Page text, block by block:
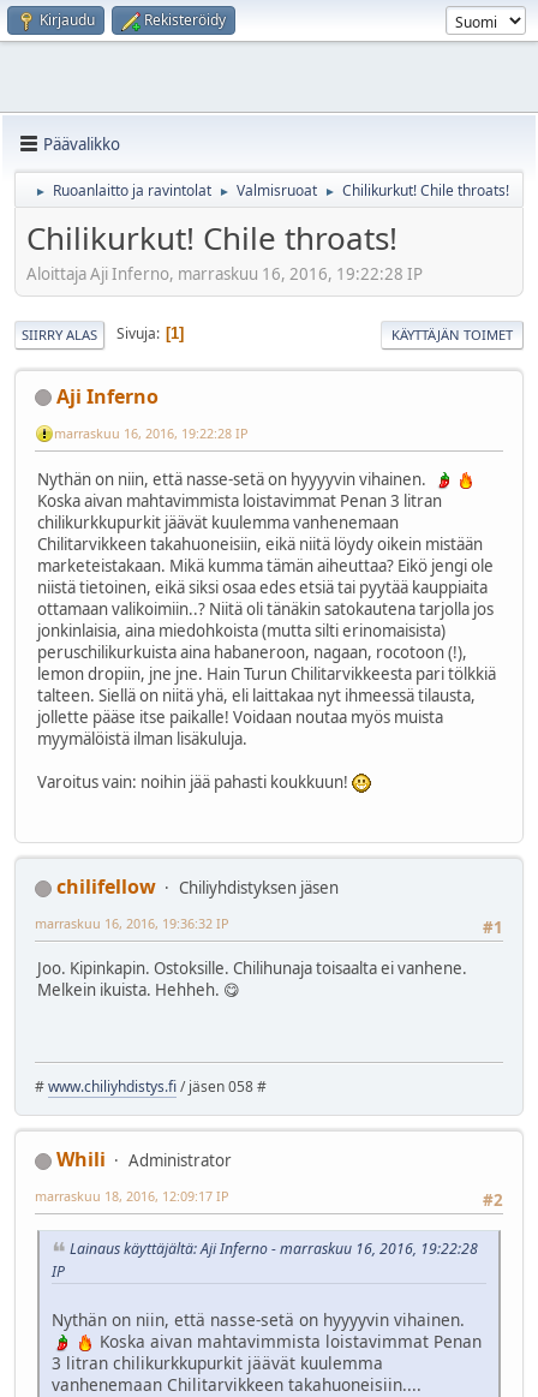
Kirjaudu Rekisteröidy
Päävalikko
► Ruoanlaitto ja ravintolat ► Valmisruoat ► Chilikurkut! Chile throats!
Chilikurkut! Chile throats!
Aloittaja Aji Inferno, marraskuu 16, 2016, 19:22:28 IP
SIIRRY ALAS Sivuja 1 KÄYTTÄJÄN TOIMET
Aji Inferno
marraskuu 16, 2016, 19:22:28 IP
Nythän on niin, että nasse-setä on hyyyyvin vihainen.
Koska aivan mahtavimmista loistavimmat Penan 3 litran
chilikurkkupurkit jäävät kuulemma vanhenemaan
Chilitarvikkeen takahuoneisiin, eikä niitä löydy oikein mistään
marketeistakaan. Mikä kumma tämän aiheuttaa? Eikö jengi ole
niistä tietoinen, eikä siksi osaa edes etsiä tai pyytää kauppiaita
ottamaan valikoimiin..? Niitä oli tänäkin satokautena tarjolla jos
jonkinlaisia, aina miedohkoista (mutta silti erinomaisista)
peruschilikurkuista aina habaneroon, nagaan, rocotoon (!),
lemon dropiin, jne jne. Hain Turun Chilitarvikkeesta pari tölkkiä
talteen. Siellä on niitä yhä, eli laittakaa nyt ihmeessä tilausta,
jollette pääse itse paikalle! Voidaan noutaa myös muista
myymälöistä ilman lisäkuluja.
Varoitus vain: noihin jää pahasti koukkuun!
chilifellow
Chiliyhdistyksen jäsen
#1
marraskuu 16, 2016, 19:36:32 IP
Joo. Kipinkapin. Ostoksille. Chilihunaja toisaalta ei vanhene.
Melkein ikuista. Hehheh. 😋
#www.chiliyhdistys.fi/ jäsen 058 #
Whili
Administrator
#2
marraskuu 18, 2016, 12:09:17 IP
Lainaus käyttäjältä: Aji Inferno - marraskuu 16, 2016, 19:22:28
IP
Nythän on niin, että nasse-setä on hyyyyvin vihainen.
Koska aivan mahtavimmista loistavimmat Penan
3 litran chilikurkkupurkit jäävät kuulemma
vanhenemaan Chilitarvikkeen takahuoneisiin....